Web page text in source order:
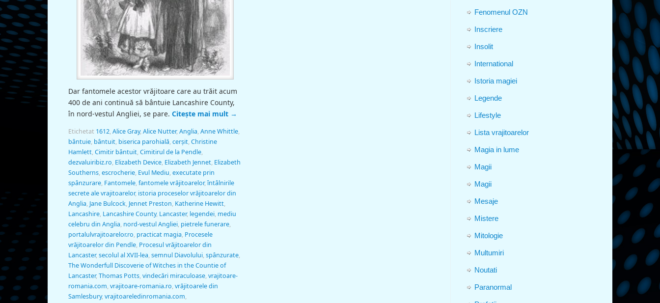
Dar fantomele acestor vrăjitoare care au trăit acum
400 de ani continuă să bântuie Lancashire County,
în nord-vestul Angliei, se pare. Citește mai mult →
Etichetat 1612,Alice Gray,Alice Nutter,Anglia,Anne Whittle,
bântuie, bântuit, biserica parohială,cerșit,Christine
Hamlett,Cimitir bântuit,Cimitirul de la Pendle,
dezvaluiribiz.ro, Elizabeth Device, Elizabeth Jennet, Elizabeth
Southerns,escrocherie, Evul Mediu,executate prin
spânzurare, Fantomele,fantomele vrăjitoarelor,întâlnirile
secrete ale vrajitoarelor, istoria proceselor vrăjitoarelor din
Anglia, Jane Bulcock, Jennet Preston, Katherine Hewitt,
Lancashire, Lancashire County, Lancaster, legendei, mediu
celebru din Anglia, nord-vestul Angliei, pietrele funerare,
portalulvrajitoarelor.ro, practicat magia, Procesele
vrăjitoarelor din Pendle, Procesul vrăjitoarelor din
Lancaster,secolul al XVII-lea,semnul Diavolului,spânzurate,
The Wonderfull Discoverie of Witches in the Countie of
Lancaster,Thomas Potts,vindecări miraculoase,vrajitoare-
romania.com,vrajitoare-romania.ro,vrăjitoarele din
Samlesbury,vrajitoareledinromania.com,
Fenomenul OZN
Inscriere
Insolit
International
Istoria magiei
Legende
Lifestyle
Lista vrajitoarelor
Magia in lume
Magii
Magii
Mesaje
Mistere
Mitologie
Multumiri
Noutati
Paranormal